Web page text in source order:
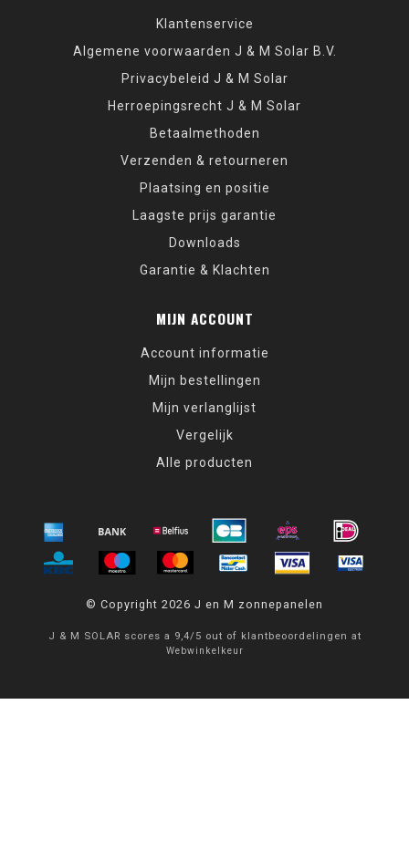
Klantenservice
Algemene voorwaarden J & M Solar B.V.
Privacybeleid J & M Solar
Herroepingsrecht J & M Solar
Betaalmethoden
Verzenden & retourneren
Plaatsing en positie
Laagste prijs garantie
Downloads
Garantie & Klachten
MIJN ACCOUNT
Account informatie
Mijn bestellingen
Mijn verlanglijst
Vergelijk
Alle producten
© Copyright 2026 J en M zonnepanelen
J & M SOLAR scores a 9,4/ 5 out of klantbeoordelingen at
Webwinkelkeur